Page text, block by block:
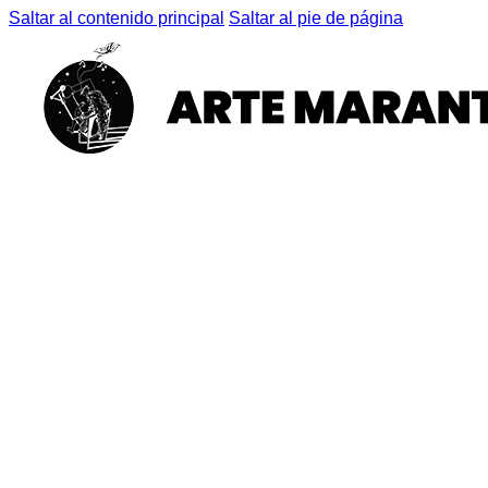
Saltar al contenido principal Saltar al pie de página